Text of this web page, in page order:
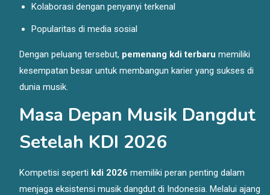
Kolaborasi dengan penyanyi terkenal
Popularitas di media sosial
Dengan peluang tersebut, pemenang kdi terbaru memiliki
kesempatan besar untuk membangun karier yang sukses di
dunia musik.
Masa Depan Musik Dangdut
Setelah KDI 2026
Kompetisi seperti kdi 2026 memiliki peran penting dalam
menjaga eksistensi musik dangdut di Indonesia. Melalui ajang